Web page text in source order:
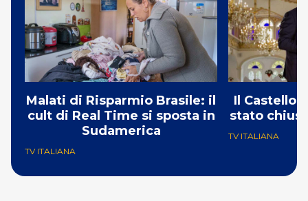
Malati di Risparmio Brasile: il
cult di Real Time si sposta in
Sudamerica
TV ITALIANA
Il Castello
stato
TV ITALIANA